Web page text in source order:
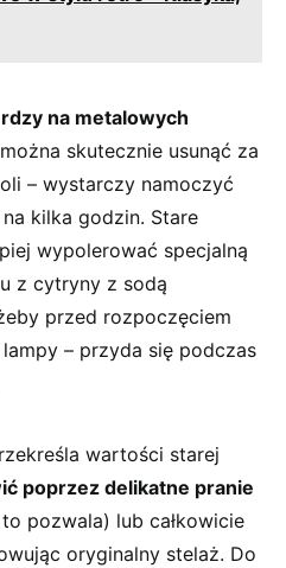
na metalowych
można skutecznie usunąć⁢ za
– wystarczy namoczyć
kilka godzin.⁢ Stare
wypolerować specjalną
z cytryny z sodą
przed rozpoczęciem
– przyda się⁤ podczas
wartości starej
poprzez delikatne pranie
to pozwala) ​lub całkowicie
oryginalny stelaż. Do⁣